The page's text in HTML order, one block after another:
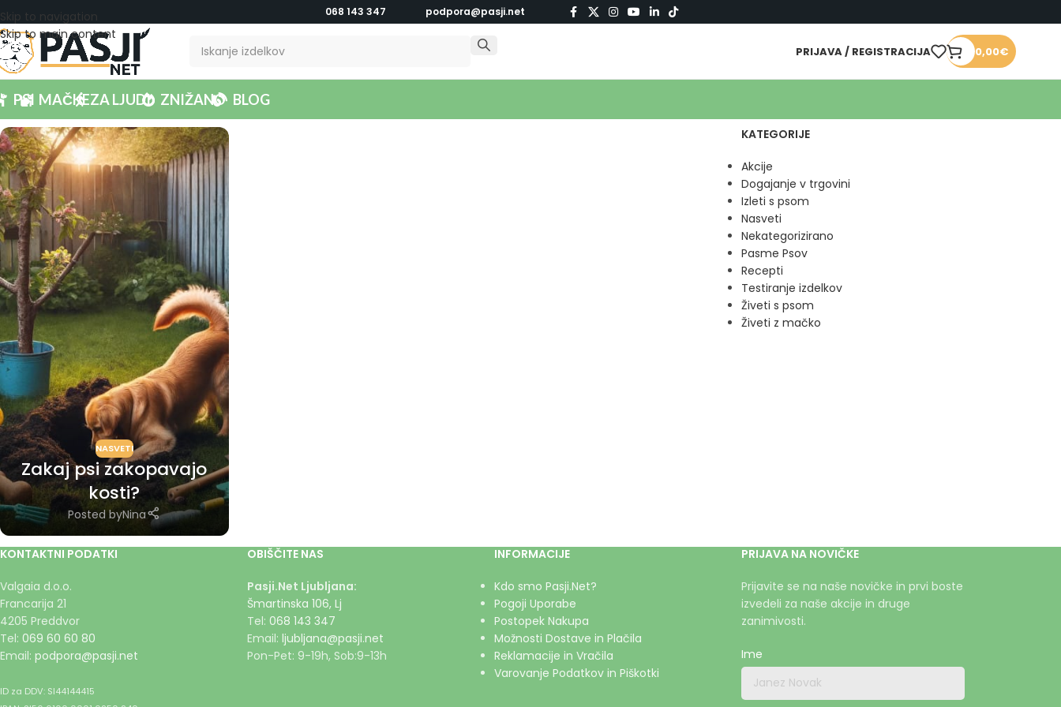
Skip to navigation
Skip to main content
068 143 347 podpora@pasji.net
PRIJAVA / REGISTRACIJA 0,00€
PSI MAČKEZA LJUDI ZNIŽANO BLOG
NASVETI
Zakaj psi zakopavajo
kosti?
Posted byNina
KATEGORIJE
Akcije
Dogajanje v trgovini
Izleti s psom
Nasveti
Nekategorizirano
Pasme Psov
Recepti
Testiranje izdelkov
Živeti s psom
Živeti z mačko
KONTAKTNI PODATKI
Valgaia d.o.o.
Francarija 21
4205 Preddvor
Tel: 069 60 60 80
Email: podpora@pasji.net
ID za DDV: SI44144415
OBIŠČITE NAS
Pasji.Net Ljubljana:
Šmartinska 106, Lj
Tel: 068 143 347
Email: ljubljana@pasji.net
Pon-Pet: 9-19h, Sob:9-13h
INFORMACIJE
Kdo smo Pasji.Net?
Pogoji Uporabe
Postopek Nakupa
Možnosti Dostave in Plačila
Reklamacije in Vračila
Varovanje Podatkov in Piškotki
PRIJAVA NA NOVIČKE
Prijavite se na naše novičke in prvi boste
izvedeli za naše akcije in druge
zanimivosti.
Ime